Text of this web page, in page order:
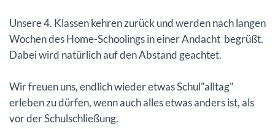
Unsere 4. Klassen kehren zurück und werdennach langen
Wochen des Home-Schoolingsin einer Andacht begrüßt.
Dabei wird natürlich auf den Abstand geachtet.
Wir freuen uns, endlich wieder etwas Schul"alltag"
erleben zu dürfen, wenn auch alles etwas anders ist, als
vor der Schulschließung.